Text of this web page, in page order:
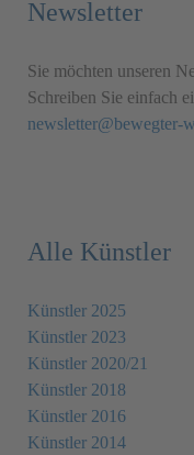
Newsletter
Sie möchten unseren
Schreiben Sie einfach
newsletter@bewegter-
Alle Künstler
Künstler 2025
Künstler 2023
Künstler 2020/21
Künstler 2018
Künstler 2016
Künstler 2014